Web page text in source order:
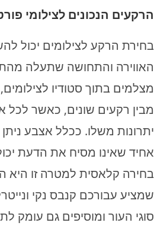
הרקעים הנכונים לצילומי
בחירת הרקע לצילומים יכול
האווירה והתחושה שתעלה
מצלמים בתוך סטודיו
מבין רקעים שונים, כאשר
יתרונות משלו. ככלל אצבע
אחיד שאינו מסיח את הדעת
בחירה קלאסית למטרה זו היא
שמציע עבורכם קנבס נקי
סוגי העור ומוסיפים גם עומק